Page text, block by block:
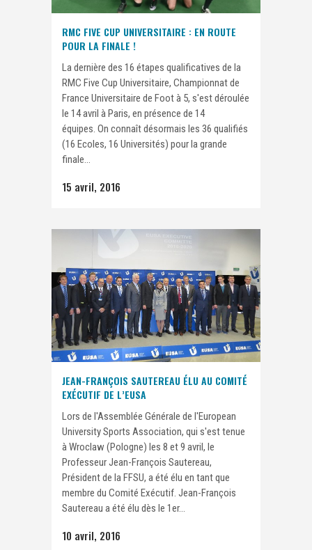
RMC FIVE CUP UNIVERSITAIRE : EN ROUTE
POUR LA FINALE !
La dernière des 16 étapes qualificatives de la
RMC Five Cup Universitaire, Championnat de
France Universitaire de Foot à 5, s'est déroulée
le 14 avril à Paris, en présence de 14
équipes. On connaît désormais les 36 qualifiés
(16 Ecoles, 16 Universités) pour la grande
finale...
15 avril, 2016
JEAN-FRANÇOIS SAUTEREAU ÉLU AU COMITÉ
EXÉCUTIF DE L’EUSA
Lors de l'Assemblée Générale de l'European
University Sports Association, qui s'est tenue
à Wroclaw (Pologne) les 8 et 9 avril, le
Professeur Jean-François Sautereau,
Président de la FFSU, a été élu en tant que
membre du Comité Exécutif. Jean-François
Sautereau a été élu dès le 1er...
10 avril, 2016